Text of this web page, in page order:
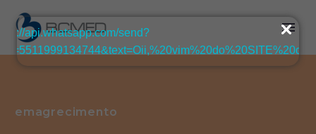
emagrecimento